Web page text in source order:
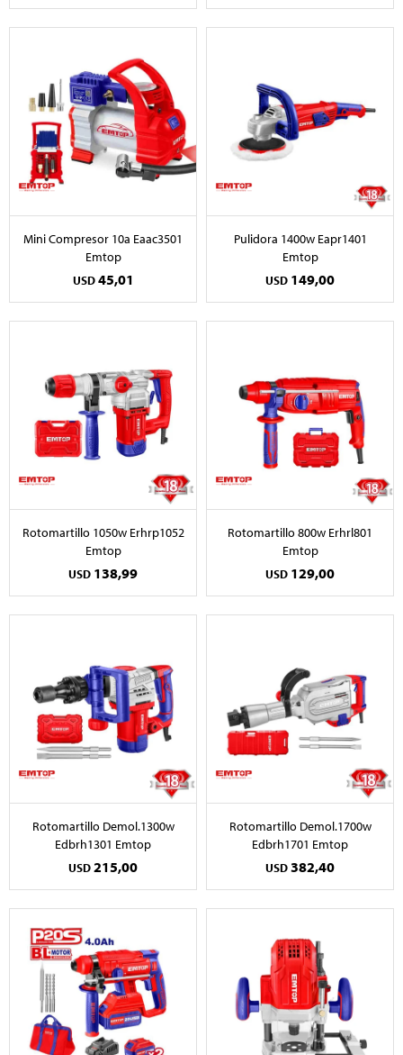
Mini Compresor 10a Eaac3501
Emtop
USD 45,01
Pulidora 1400w Eapr1401
Emtop
USD 149,00
Rotomartillo 1050w Erhrp1052
Emtop
USD 138,99
Rotomartillo 800w Erhrl801
Emtop
USD 129,00
Rotomartillo Demol.1300w
Edbrh1301 Emtop
USD215,00
Rotomartillo Demol.1700w
Edbrh1701 Emtop
USD382,40